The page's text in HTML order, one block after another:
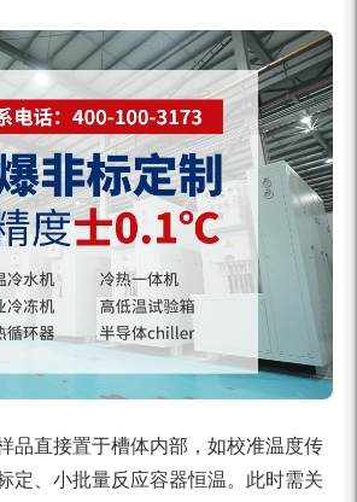
品直接置于槽体内部，如校准温度传
定、小批量反应容器恒温。此时需关